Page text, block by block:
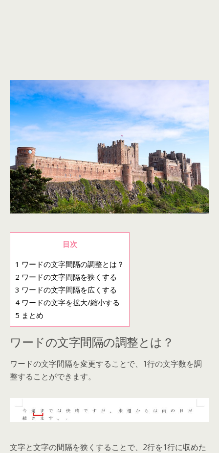
目次
1 ワードの文字間隔の調整とは？
2 ワードの文字間隔を狭くする
3 ワードの文字間隔を広くする
4 ワードの文字を拡大/縮小する
5 まとめ
ワードの文字間隔の調整とは？
ワードの文字間隔を変更することで、1行の文字数を調
整することができます。
文字と文字の間隔を狭くすることで、2行を1行に収めた